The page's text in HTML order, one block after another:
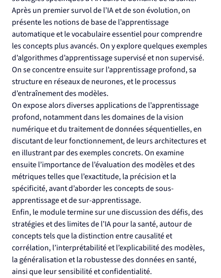
Après un premier survol de l’IA et de son évolution, on
présente les notions de base de l’apprentissage
automatique et le vocabulaire essentiel pour comprendre
les concepts plus avancés. On y explore quelques exemples
d’algorithmes d’apprentissage supervisé et non supervisé.
On se concentre ensuite sur l’apprentissage profond, sa
structure en réseaux de neurones, et le processus
d’entraînement des modèles.
On expose alors diverses applications de l’apprentissage
profond, notamment dans les domaines de la vision
numérique et du traitement de données séquentielles, en
discutant de leur fonctionnement, de leurs architectures et
en illustrant par des exemples concrets. On examine
ensuite l’importance de l’évaluation des modèles et des
métriques telles que l’exactitude, la précision et la
spécificité, avant d’aborder les concepts de sous-
apprentissage et de sur-apprentissage.
Enfin, le module termine sur une discussion des défis, des
stratégies et des limites de l’IA pour la santé, autour de
concepts tels que la distinction entre causalité et
corrélation, l’interprétabilité et l’explicabilité des modèles,
la généralisation et la robustesse des données en santé,
ainsi que leur sensibilité et confidentialité.